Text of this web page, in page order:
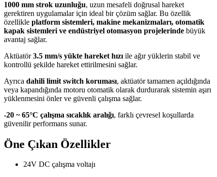
1000 mm strok uzunluğu, uzun mesafeli doğrusal hareket
gerektiren uygulamalar için ideal bir çözüm sağlar. Bu özellik
özellikle platform sistemleri, makine mekanizmaları, otomatik
kapak sistemleri ve endüstriyel otomasyon projelerinde büyük
avantaj sağlar.
Aktüatör3.5 mm/s yükte hareket hızı ile ağır yüklerin stabil ve
kontrollü şekilde hareket ettirilmesini sağlar.
Ayrıca dahili limit switch koruması, aktüatör tamamen açıldığında
veya kapandığında motoru otomatik olarak durdurarak sistemin aşırı
yüklenmesini önler ve güvenli çalışma sağlar.
-20 ~ 65°C çalışma sıcaklık aralığı, farklı çevresel koşullarda
güvenilir performans sunar.
Öne Çıkan Özellikler
24V DC çalışma voltajı